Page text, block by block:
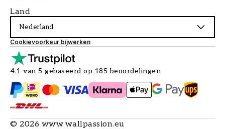
Land
Nederland
Cookievoorkeur bijwerken
4.1 van 5 gebaseerd op 185 beoordelingen
© 2026 www.wallpassion.eu